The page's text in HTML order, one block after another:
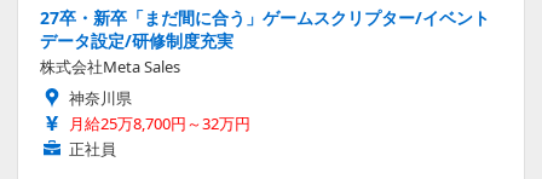
27卒・新卒「まだ間に合う」ゲームスクリプター/イベント
データ設定/研修制度充実
株式会社Meta Sales
神奈川県
月給25万8,700円～32万円
正社員